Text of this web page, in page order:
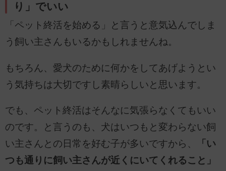
り」でいい
「ペット終活を始める」と言うと意気込んでしま
う飼い主さんもいるかもしれませんね。
もちろん、愛犬のために何かをしてあげようとい
う気持ちは大切ですし素晴らしいと思います。
でも、ペット終活はそんなに気張らなくてもいい
のです。と言うのも、犬はいつもと変わらない飼
い主さんとの日常を好む子が多いですから、
「い
つも通りに飼い主さんが近くにいてくれること」